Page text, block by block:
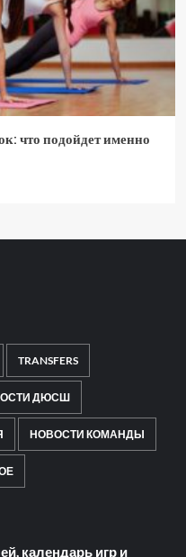
что подойдет именно
TRANSFERS
ДЮСШ
НОВОСТИ КОМАНДЫ
календарь игр и